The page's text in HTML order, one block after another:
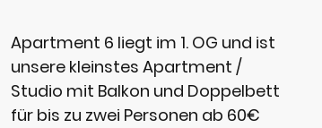
Apartment 6 liegt im 1. OG und ist
unsere kleinstes Apartment /
Studio mit Balkon und Doppelbett
für bis zu zwei Personen ab 60€